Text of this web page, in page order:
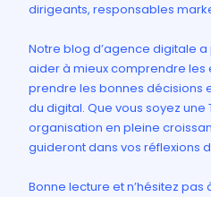
dirigeants, responsables
Notre blog d’agence digitale
aider à mieux comprendre les
prendre les bonnes décisions
du digital. Que vous soyez une
organisation en pleine
guideront dans vos réflexions
Bonne lecture et n’hésitez